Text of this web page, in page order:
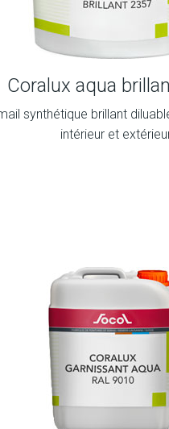
Coralux aqua
synthétique brillant
intérieur et